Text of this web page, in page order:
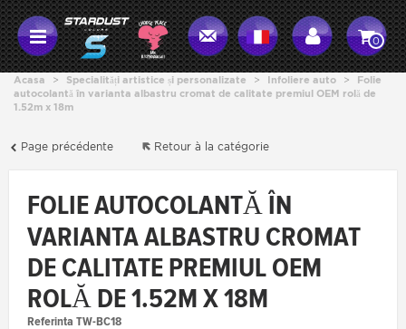
0
Acasa > Specialități artistice și personalizate > Infoliere auto >
Folie
autocolantă în varianta albastru cromat de calitate premiul OEM rolă de
1.52m x 18m
Page précédente Retour à la catégorie
FOLIE AUTOCOLANTĂ ÎN
VARIANTA ALBASTRU CROMAT
DE CALITATE PREMIUL OEM
ROLĂ DE 1.52M X 18M
Referinta TW-BC18